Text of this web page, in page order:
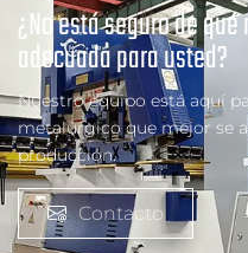
¿No está seguro de
adecuada para usted?
Nuestro equipo está aquí
metalúrgico que mejor se
producción.
Contacto